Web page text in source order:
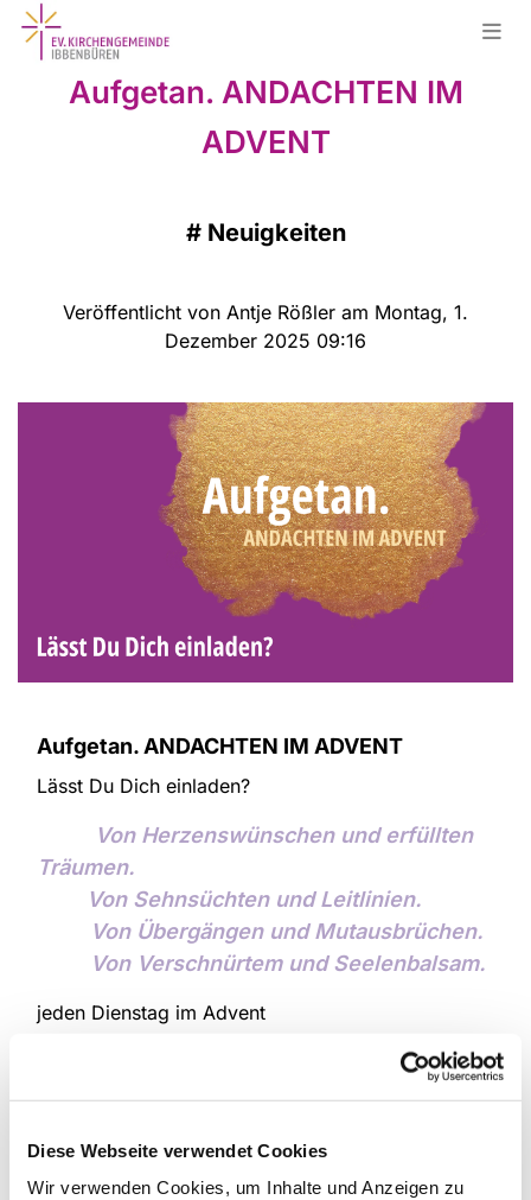
Diese Webseite verwendet Cookies
Wir verwenden Cookies, um Inhalte und Anzeigen zu
Aufgetan. ANDACHTEN IM
ADVENT
# Neuigkeiten
Veröffentlicht von Antje Rößler am Montag, 1.
Dezember 2025 09:16
Aufgetan. ANDACHTEN IM ADVENT
Lässt Du Dich einladen?
Von Herzenswünschen und erfüllten
Träumen.
Von Sehnsüchten und Leitlinien.
Von Übergängen und Mutausbrüchen.
Von Verschnürtem und Seelenbalsam.
jeden Dienstag im Advent